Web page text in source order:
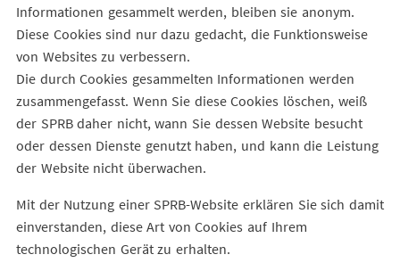
Informationen gesammelt werden, bleiben sie anonym.
Diese Cookies sind nur dazu gedacht, die Funktionsweise
von Websites zu verbessern.
Die durch Cookies gesammelten Informationen werden
zusammengefasst. Wenn Sie diese Cookies löschen, weiß
der SPRB daher nicht, wann Sie dessen Website besucht
oder dessen Dienste genutzt haben, und kann die Leistung
der Website nicht überwachen.
Mit der Nutzung einer SPRB-Website erklären Sie sich damit
einverstanden, diese Art von Cookies auf Ihrem
technologischen Gerät zu erhalten.